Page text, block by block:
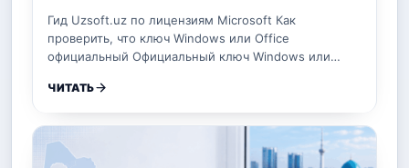
Гид Uzsoft.uz по лицензиям Microsoft Как
проверить, что ключ Windows или Office
официальный Официальный ключ Windows или…
ЧИТАТЬ